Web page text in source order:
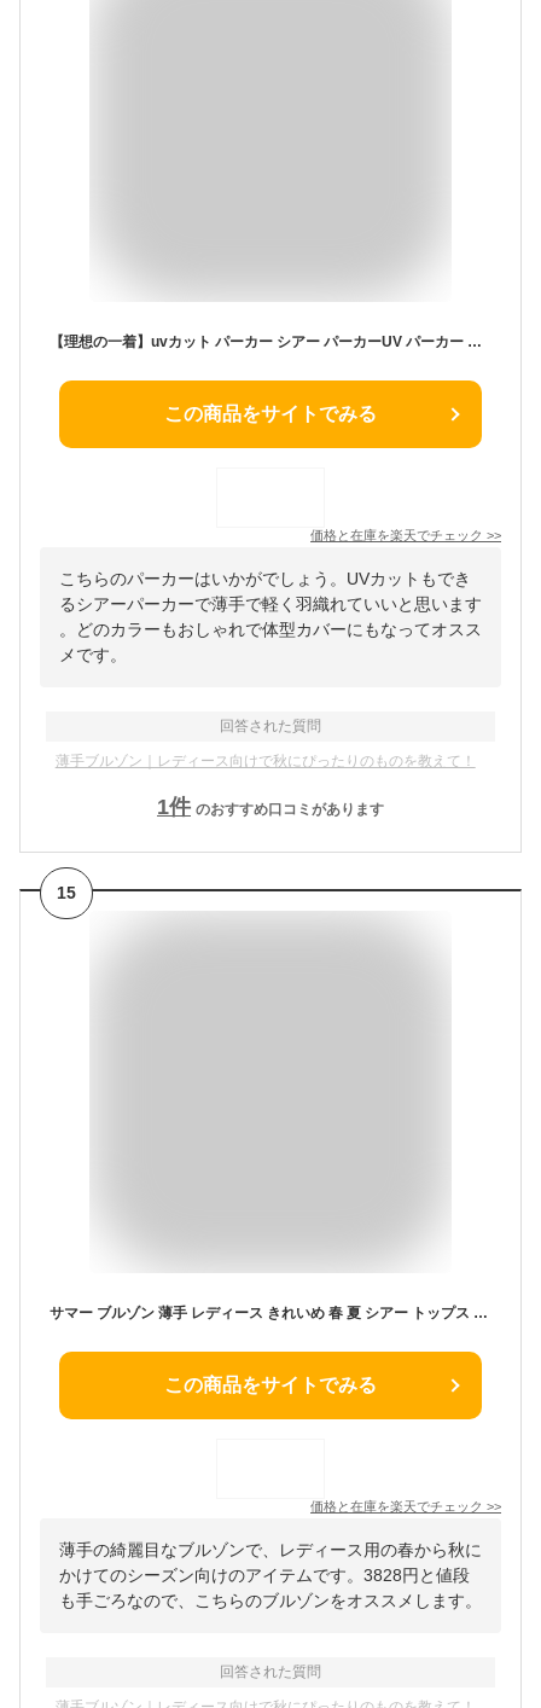
【理想の一着】uvカット パーカー シアー パーカーUV パーカー 薄手 ラッシュパーカー 春夏 シアー トップス プルオーバー シアー パーカー uvカット 涼しい アウター レディース 体型カバー シースルー パーカー ジップアップ ブルゾン 紫外線対策 速乾 軽量
この商品をサイトでみる
価格と在庫を楽天でチェック >>
こちらのパーカーはいかがでしょう。UVカットもでき
るシアーパーカーで薄手で軽く羽織れていいと思います
。どのカラーもおしゃれで体型カバーにもなってオスス
メです。
回答された質問
薄手ブルゾン｜レディース向けで秋にぴったりのものを教えて！
1件 のおすすめ口コミがあります
15
サマー ブルゾン 薄手 レディース きれいめ 春 夏 シアー トップス アウター 秋 ◆ 【メール便 送料無料12】【M〜L】RN シアー ノーカラー 七分袖 ライト ブルゾン【エコ包装】[cd][ オフィス カジュアル ジップカーディガン ライトアウター 羽織り ジャケット ][il]
この商品をサイトでみる
価格と在庫を楽天でチェック >>
薄手の綺麗目なブルゾンで、レディース用の春から秋に
かけてのシーズン向けのアイテムです。3828円と値段
も手ごろなので、こちらのブルゾンをオススメします。
回答された質問